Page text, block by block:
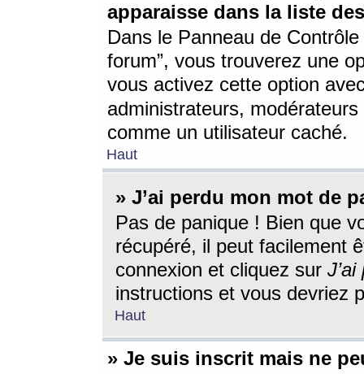
apparaisse dans la liste
Dans le Panneau de
forum”, vous trouverez une
vous activez cette option
administrateurs,
comme un utilisateur caché.
Haut
» J’ai perdu mon mot de
Pas de panique ! Bien que
récupéré, il peut facilement
connexion et cliquez sur
instructions et vous devriez
Haut
» Je suis inscrit mais ne